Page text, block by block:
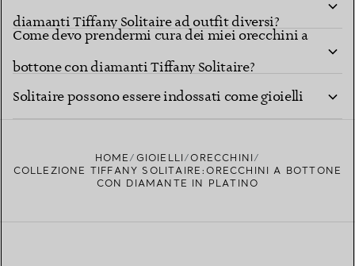
diamanti Tiffany Solitaire ad outfit diversi?
Come devo prendermi cura dei miei orecchini a
bottone con diamanti Tiffany Solitaire?
Gli orecchini a bottone con diamanti Tiffany
Solitaire possono essere indossati come gioielli
HOME GIOIELLI
ORECCHINI
COLLEZIONE TIFFANY SOLITAIRE:ORECCHINI A BOTTONE
CON DIAMANTE IN PLATINO